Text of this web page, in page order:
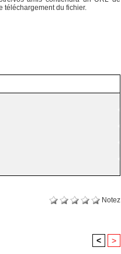
téléchargement du fichier.
Notez
< >